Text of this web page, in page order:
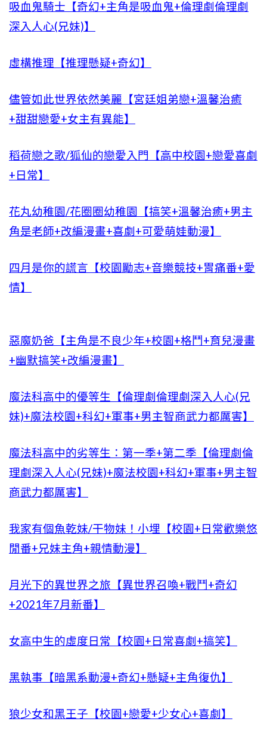
吸血鬼騎士【奇幻+主角是吸血鬼+倫理劇倫理劇
深入人心(兄妹)】
虛構推理【推理懸疑+奇幻】
儘管如此世界依然美麗【宮廷姐弟戀+溫馨治癒
+甜甜戀愛+女主有異能】
稻荷戀之歌/狐仙的戀愛入門【高中校園+戀愛喜劇
+日常】
花丸幼稚園/花圈圈幼稚園【搞笑+溫馨治癒+男主
角是老師+改編漫畫+喜劇+可愛萌娃動漫】
四月是你的謊言【校園勵志+音樂競技+胃痛番+愛
情】
惡魔奶爸【主角是不良少年+校園+格鬥+育兒漫畫
+幽默搞笑+改編漫畫】
魔法科高中的優等生【倫理劇倫理劇深入人心(兄
妹)+魔法校園+科幻+軍事+男主智商武力都厲害】
魔法科高中的劣等生：第一季+第二季【倫理劇倫
理劇深入人心(兄妹)+魔法校園+科幻+軍事+男主智
商武力都厲害】
我家有個魚乾妹/干物妹！小埋【校園+日常歡樂悠
閒番+兄妹主角+親情動漫】
月光下的異世界之旅【異世界召喚+戰鬥+奇幻
+2021年7月新番】
女高中生的虛度日常【校園+日常喜劇+搞笑】
黑執事【暗黑系動漫+奇幻+懸疑+主角復仇】
狼少女和黑王子【校園+戀愛+少女心+喜劇】